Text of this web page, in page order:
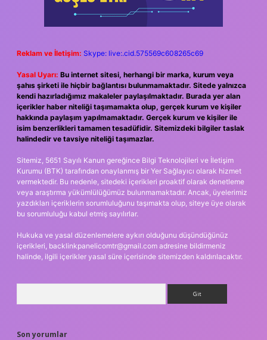
Reklam ve İletişim: Skype: live:.cid.575569c608265c69
Yasal Uyarı: Bu internet sitesi, herhangi bir marka, kurum veya
şahıs şirketi ile hiçbir bağlantısı bulunmamaktadır. Sitede yalnızca
kendi hazırladığımız makaleler paylaşılmaktadır. Burada yer alan
içerikler haber niteliği taşımamakta olup, gerçek kurum ve kişiler
hakkında paylaşım yapılmamaktadır. Gerçek kurum ve kişiler ile
isim benzerlikleri tamamen tesadüfidir. Sitemizdeki bilgiler taslak
halindedir ve tavsiye niteliği taşımazlar.
Sitemiz, 5651 Sayılı Kanun gereğince Bilgi Teknolojileri ve İletişim
Kurumu (BTK) tarafından onaylanmış bir Yer Sağlayıcı olarak hizmet
vermektedir. Bu nedenle, sitedeki içerikleri proaktif olarak denetleme
veya araştırma yükümlülüğümüz bulunmamaktadır. Ancak, üyelerimiz
yazdıkları içeriklerin sorumluluğunu taşımakta olup, siteye üye olarak
bu sorumluluğu kabul etmiş sayılırlar.
Hukuka ve yasal düzenlemelere aykırı olduğunu düşündüğünüz
içerikleri, backlinkpanelicomtr@gmail.com adresine bildirmeniz
halinde, ilgili içerikler yasal süre içerisinde sitemizden kaldırılacaktır.
Son yorumlar